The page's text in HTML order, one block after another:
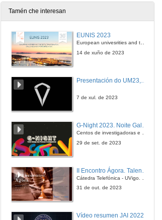
Rolda de preguntas da mesa Redonda: Altia, Imagina Ingenio, WayAPP y Netcentric
15 de mar. de 2019
15 de mar. de 2019
15 de mar. de 2019
Tamén che interesan
EUNIS 2023
European univesrities and the digital transformation: challenges and opportunities ahead
14 de xuño de 2023
7 de xul. de 2023
G-Night 2023. Noite Galega das Persoas Investigadoras. Conciencias creativas
Centos de investigadoras e investigadores, decenas de actividades e sete cidades
29 de set. de 2023
Cátedra Telefónica - UVigo. Espazos de innovación
31 de out. de 2023
Vídeo resumen JAI 2022